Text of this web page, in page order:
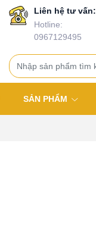
Liên hệ tư vấn:
Hotline:
0967129495
SẢN PHẨM